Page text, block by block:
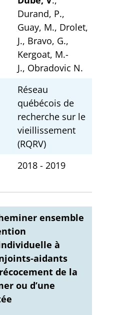
Durand, P.,
Guay, M., Drolet,
J., Bravo, G.,
Kergoat, M.-
J., Obradovic N.
Réseau
québécois de
recherche sur le
vieillissement
(RQRV)
2018 - 2019
ensemble
à
aidants
de la
ou d’une